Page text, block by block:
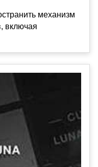
механизм
включая